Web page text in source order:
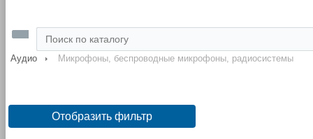
Аудио Микрофоны, беспроводные микрофоны, радиосистемы
Отобразить фильтр